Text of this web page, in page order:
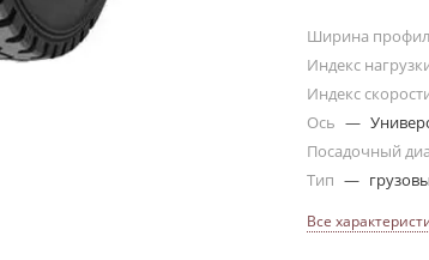
Ширина
Индекс
Индекс
Ось —
Посадочный
Тип —
Все